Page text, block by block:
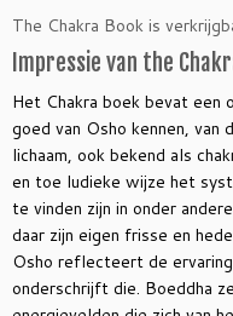
The Chakra Book is
Impressie van the
Het Chakra boek bevat een
goed van Osho kennen,
lichaam, ook bekend als
en toe ludieke wijze het
te vinden zijn in onder
daar zijn eigen frisse en
Osho reflecteert de
onderschrijft die. Boeddha